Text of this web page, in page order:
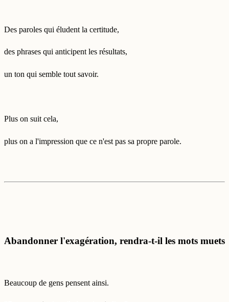
Des paroles qui éludent la certitude,
des phrases qui anticipent les résultats,
un ton qui semble tout savoir.
Plus on suit cela,
plus on a l'impression que ce n'est pas sa propre parole.
Abandonner l'exagération, rendra-t-il les mots muets
Beaucoup de gens pensent ainsi.